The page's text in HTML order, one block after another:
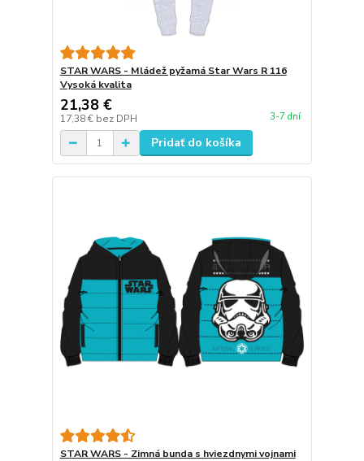
STAR WARS - Mládež pyžamá Star Wars R 116
Vysoká kvalita
21,38 €
17,38 € bez DPH 3-7 dní
Pridať do košíka
STAR WARS - Zimná bunda s hviezdnymi vojnami